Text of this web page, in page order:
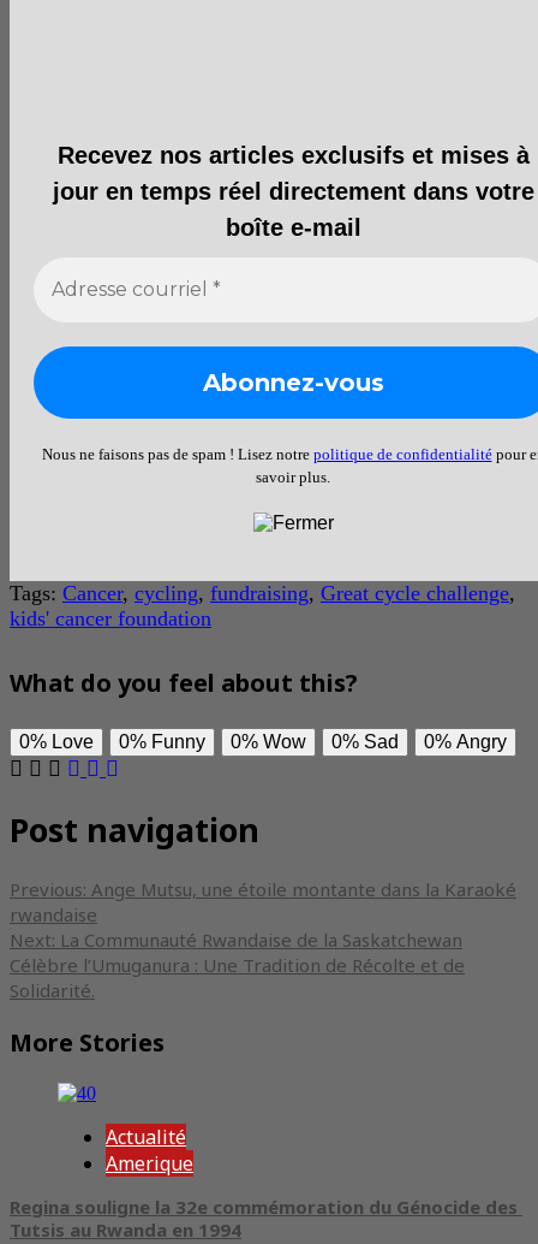
Recevez nos articles exclusifs et mises à
jour en temps réel directement dans votre
boîte e-mail
Nous ne faisons pas de spam ! Lisez notre politique de confidentialitépour
savoir plus.
Tags: Cancer, cycling, fundraising, Great cycle challenge,
kids' cancer foundation
What do you feel about this?
0% Love 0% Funny 0% Wow 0% Sad 0% Angry
Post navigation
Previous: Ange Mutsu, une étoile montante dans la Karaoké
rwandaise
Next: La Communauté Rwandaise de la Saskatchewan
Célèbre l’Umuganura : Une Tradition de Récolte et de
Solidarité.
More Stories
Actualité
Amerique
Regina souligne la 32e commémoration du Génocide des
Tutsis au Rwanda en 1994